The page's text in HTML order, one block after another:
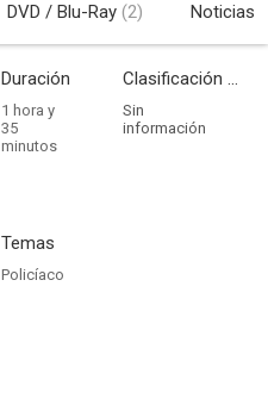
DVD / Blu-Ray (2) Noticias
Duración
1 hora y
35
minutos
Clasificación por edades
Sin
información
Temas
Policíaco